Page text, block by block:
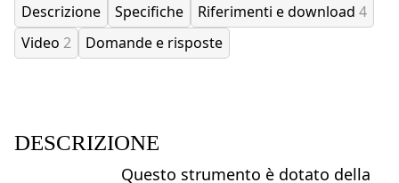
Descrizione Specifiche Riferimenti e download 4
Video 2 Domande e risposte
DESCRIZIONE
Questo strumento è dotato della